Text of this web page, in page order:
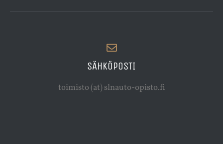
SÄHKÖPOSTI
toimisto (at) slnauto-opisto.fi